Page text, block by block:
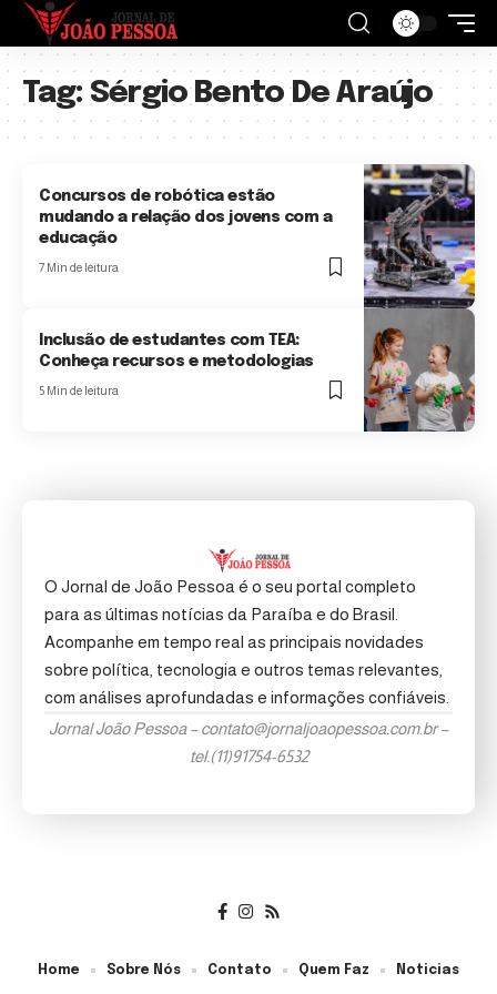
Tag: Sérgio Bento De Araújo
Concursos de robótica estão
mudando a relação dos jovens com a
educação
7 Min de leitura
Inclusão de estudantes com TEA:
Conheça recursos e metodologias
5 Min de leitura
O Jornal de João Pessoa é o seu portal completo
para as últimas notícias da Paraíba e do Brasil.
Acompanhe em tempo real as principais novidades
sobre política, tecnologia e outros temas relevantes,
com análises aprofundadas e informações confiáveis.
Jornal João Pessoa –contato@jornaljoaopessoa.com.br–
tel.(11)91754-6532
Home Sobre Nós Contato Quem Faz Noticias